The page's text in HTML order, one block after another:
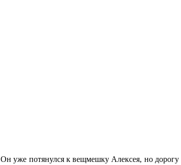
Он уже потянулся к вещмешку Алексея, но